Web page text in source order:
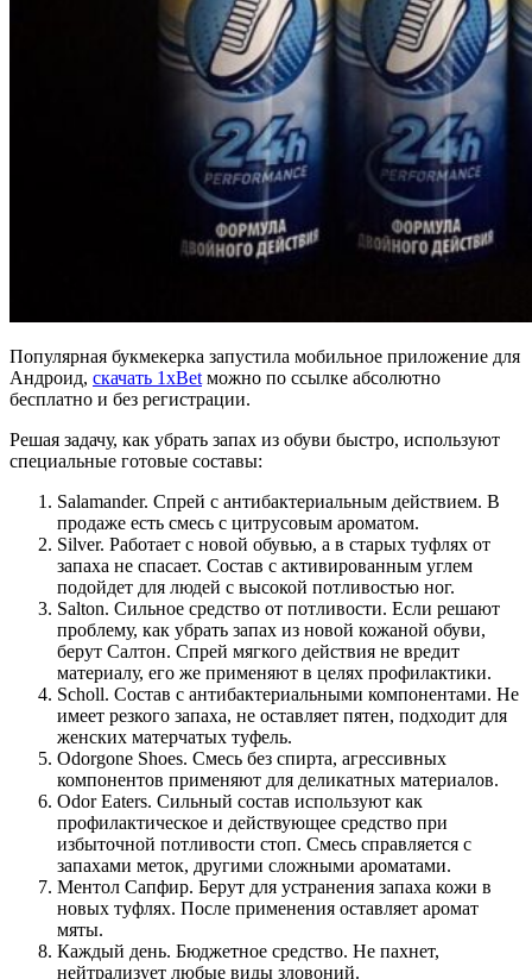
Популярная букмекерка запустила мобильное приложение для
Андроид, скачать 1xBet можно по ссылке абсолютно
бесплатно и без регистрации.
Решая задачу, как убрать запах из обуви быстро, используют
специальные готовые составы:
Salamander. Спрей с антибактериальным действием. В
продаже есть смесь с цитрусовым ароматом.
Silver. Работает с новой обувью, а в старых туфлях от
запаха не спасает. Состав с активированным углем
подойдет для людей с высокой потливостью ног.
Salton. Сильное средство от потливости. Если решают
проблему, как убрать запах из новой кожаной обуви,
берут Салтон. Спрей мягкого действия не вредит
материалу, его же применяют в целях профилактики.
Scholl. Состав с антибактериальными компонентами. Не
имеет резкого запаха, не оставляет пятен, подходит для
женских матерчатых туфель.
Odorgone Shoes. Смесь без спирта, агрессивных
компонентов применяют для деликатных материалов.
Odor Eaters. Сильный состав используют как
профилактическое и действующее средство при
избыточной потливости стоп. Смесь справляется с
запахами меток, другими сложными ароматами.
Ментол Сапфир. Берут для устранения запаха кожи в
новых туфлях. После применения оставляет аромат
мяты.
Каждый день. Бюджетное средство. Не пахнет,
нейтрализует любые виды зловоний.